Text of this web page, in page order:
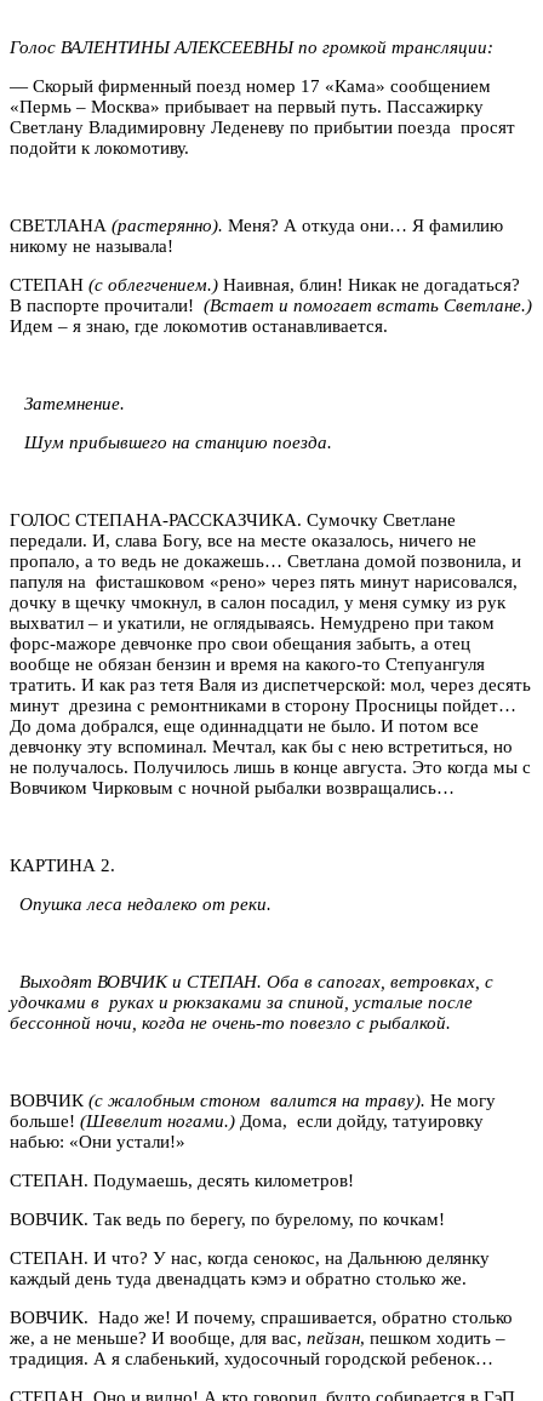
Голос ВАЛЕНТИНЫ АЛЕКСЕЕВНЫ по громкой трансляции:
— Скорый фирменный поезд номер 17 «Кама» сообщением
«Пермь – Москва» прибывает на первый путь. Пассажирку
Светлану Владимировну Леденеву по прибытии поезда просят
подойти к локомотиву.
СВЕТЛАНА (растерянно). Меня? А откуда они… Я фамилию
никому не называла!
СТЕПАН (с облегчением.) Наивная, блин! Никак не догадаться?
В паспорте прочитали! (Встает и помогает встать Светлане.)
Идем – я знаю, где локомотив останавливается.
Затемнение.
Шум прибывшего на станцию поезда.
ГОЛОС СТЕПАНА-РАССКАЗЧИКА. Сумочку Светлане
передали. И, слава Богу, все на месте оказалось, ничего не
пропало, а то ведь не докажешь… Светлана домой позвонила, и
папуля на фисташковом «рено» через пять минут нарисовался,
дочку в щечку чмокнул, в салон посадил, у меня сумку из рук
выхватил – и укатили, не оглядываясь. Немудрено при таком
форс-мажоре девчонке про свои обещания забыть, а отец
вообще не обязан бензин и время на какого-то Степуангуля
тратить. И как раз тетя Валя из диспетчерской: мол, через десять
минут дрезина с ремонтниками в сторону Просницы пойдет…
До дома добрался, еще одиннадцати не было. И потом все
девчонку эту вспоминал. Мечтал, как бы с нею встретиться, но
не получалось. Получилось лишь в конце августа. Это когда мы с
Вовчиком Чирковым с ночной рыбалки возвращались…
КАРТИНА 2.
Опушка леса недалеко от реки.
Выходят ВОВЧИК и СТЕПАН. Оба в сапогах, ветровках, с
удочками в руках и рюкзаками за спиной, усталые после
бессонной ночи, когда не очень-то повезло с рыбалкой.
ВОВЧИК (с жалобным стоном валится на траву). Не могу
больше! (Шевелит ногами.) Дома, если дойду, татуировку
набью: «Они устали!»
СТЕПАН. Подумаешь, десять километров!
ВОВЧИК. Так ведь по берегу, по бурелому, по кочкам!
СТЕПАН. И что? У нас, когда сенокос, на Дальнюю делянку
каждый день туда двенадцать кэмэ и обратно столько же.
ВОВЧИК. Надо же! И почему, спрашивается, обратно столько
же, а не меньше? И вообще, для вас, пейзан, пешком ходить –
традиция. А я слабенький, худосочный городской ребенок…